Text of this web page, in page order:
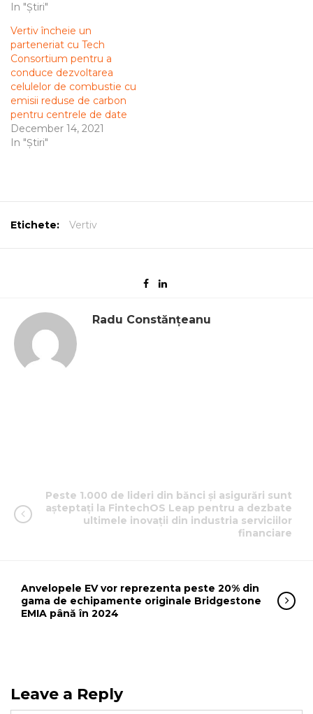
In "Știri"
Vertiv încheie un
parteneriat cu Tech
Consortium pentru a
conduce dezvoltarea
celulelor de combustie cu
emisii reduse de carbon
pentru centrele de date
December 14, 2021
In "Știri"
Etichete: Vertiv
Radu Constănțeanu
Peste 1.000 de lideri din bănci și asigurări sunt
așteptați la FintechOS Leap pentru a dezbate
ultimele inovații din industria serviciilor
financiare
Anvelopele EV vor reprezenta peste 20% din
gama de echipamente originale Bridgestone
EMIA până în 2024
Leave a Reply